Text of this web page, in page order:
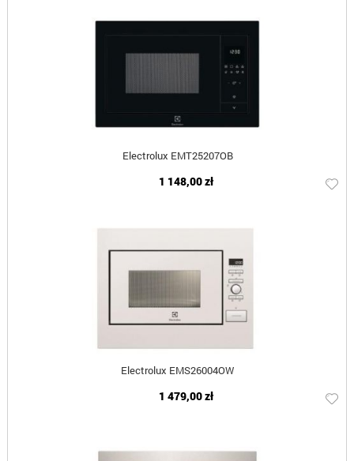
Electrolux EMT25207OB
1 148,00 zł
Electrolux EMS26004OW
1 479,00 zł